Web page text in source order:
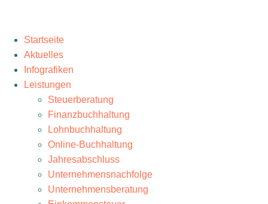
Startseite
Aktuelles
Infografiken
Leistungen
Steuerberatung
Finanzbuchhaltung
Lohnbuchhaltung
Online-Buchhaltung
Jahresabschluss
Unternehmensnachfolge
Unternehmensberatung